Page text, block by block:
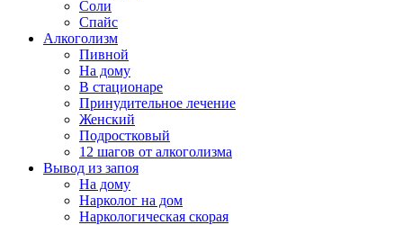
Соли
Спайс
Алкоголизм
Пивной
На дому
В стационаре
Принудительное лечение
Женский
Подростковый
12 шагов от алкоголизма
Вывод из запоя
На дому
Нарколог на дом
Наркологическая скорая